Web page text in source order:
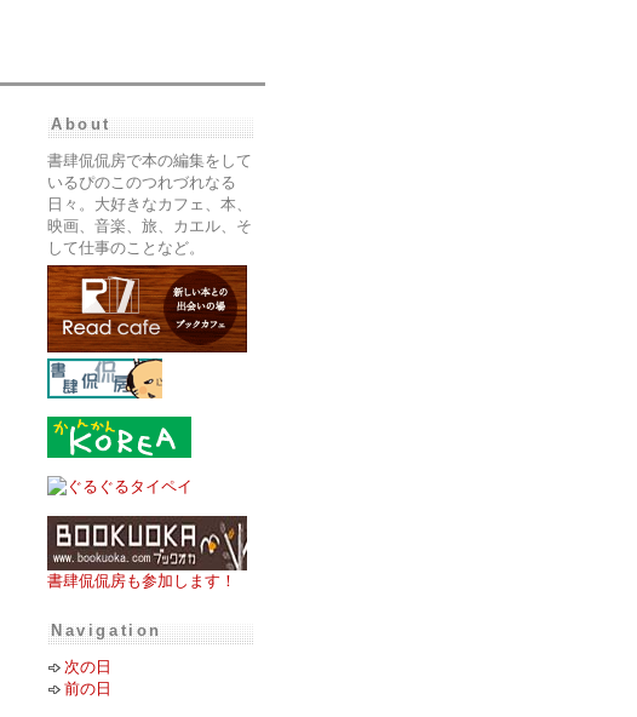
About
書肆侃侃房で本の編集をして
いるぴのこのつれづれなる
日々。大好きなカフェ、本、
映画、音楽、旅、カエル、そ
して仕事のことなど。
書肆侃侃房も参加します！
Navigation
次の日
前の日